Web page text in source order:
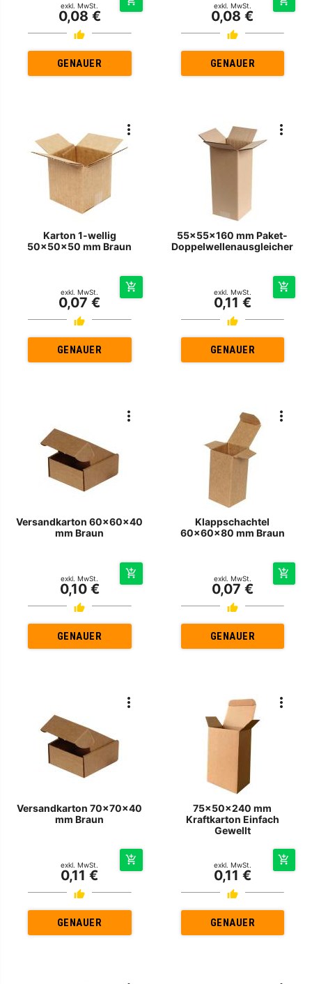
exkl. MwSt.
0,08 €
GENAUER
exkl. MwSt.
0,08 €
GENAUER
Karton 1-wellig
50x50x50 mm Braun
exkl. MwSt.
0,07 €
GENAUER
55x55x160 mm Paket-
Doppelwellenausgleicher
exkl. MwSt.
0,11 €
GENAUER
Versandkarton 60x60x40
mm Braun
exkl. MwSt.
0,10 €
GENAUER
Klappschachtel
60x60x80 mm Braun
exkl. MwSt.
0,07 €
GENAUER
Versandkarton 70x70x40
mm Braun
exkl. MwSt.
0,11 €
GENAUER
75x50x240 mm
Kraftkarton Einfach
Gewellt
exkl. MwSt.
0,11 €
GENAUER